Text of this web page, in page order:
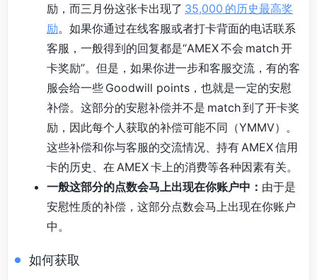
励，而三月份这张卡出现了 35,000 的历史最高奖
励。如果你通过在线客服或者打卡背面的电话联系
客服，一般得到的回复都是“AMEX 不会 match 开
卡奖励”。但是，如果你进一步和客服交流，有的客
服会给一些 Goodwill points，也就是一定的安慰
补偿。这部分的安慰补偿并不是 match 到了开卡奖
励，因此每个人获取的补偿可能不同（YMMV）。
这些补偿和你与客服的交流情况、持有 AMEX 信用
卡的历史、在 AMEX 卡上的消费等各种因素有关。
一般这部分的点数会马上出现在你账户中： 由于是
安慰性质的补偿，这部分点数会马上出现在你账户
中。
如何获取